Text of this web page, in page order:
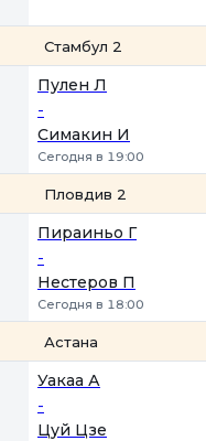
Стамбул 2
Пулен Л
-
Симакин И
Сегодня в 19:00
Пловдив 2
Пираиньо Г
-
Нестеров П
Сегодня в 18:00
Астана
Уакаа А
-
Цуй Цзе